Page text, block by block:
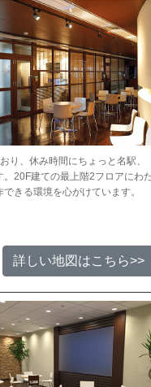
り、休み時間にちょっと名駅、
。20F建ての最上階2フロアにわ
きる環境を心がけています。
詳しい地図はこちら>>